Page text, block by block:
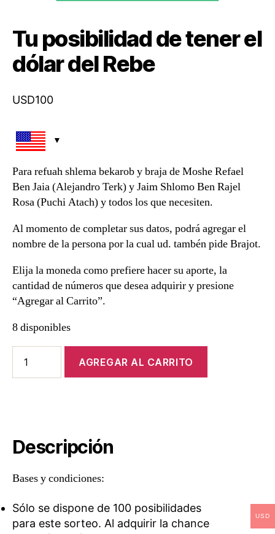
Tu posibilidad de tener el
dólar del Rebe
USD100
Para refuah shlema bekarob y braja de Moshe Refael
Ben Jaia (Alejandro Terk) y Jaim Shlomo Ben Rajel
Rosa (Puchi Atach) y todos los que necesiten.
Al momento de completar sus datos, podrá agregar el
nombre de la persona por la cual ud. tambén pide Brajot.
Elija la moneda como prefiere hacer su aporte, la
cantidad de números que desea adquirir y presione
“Agregar al Carrito”.
8 disponibles
posibilidad
del
Rebe
AGREGAR AL CARRITO
Descripción
Bases y condiciones:
Sólo se dispone de 100 posibilidades
para este sorteo. Al adquirir la chance
USD